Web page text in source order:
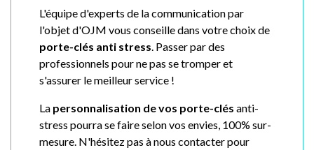
L'équipe d'experts de la communication par
l'objet d'OJM vous conseille dans votre choix de
porte-clés anti stress . Passer par des
professionnels pour ne pas se tromper et
s'assurer le meilleur service !
La personnalisation de vos porte-clés anti-
stress pourra se faire selon vos envies, 100% sur-
mesure. N'hésitez pas à nous contacter pour